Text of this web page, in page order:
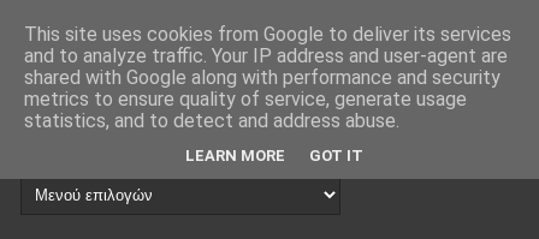
This site uses cookies from Google to deliver its services
and to analyze traffic. Your IP address and user-agent are
shared with Google along with performance and security
metrics to ensure quality of service, generate usage
statistics, and to detect and address abuse.
LEARN MORE GOT IT